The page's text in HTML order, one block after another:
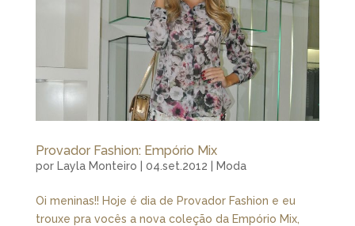
Provador Fashion: Empório Mix
por Layla Monteiro 04.set.2012 Moda
Oi meninas!! Hoje é dia de Provador Fashion e eu
trouxe pra vocês a nova coleção da Empório Mix,